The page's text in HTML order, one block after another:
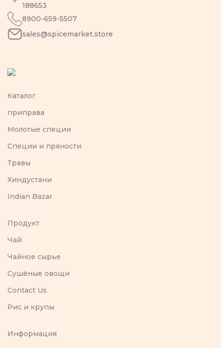
188653
8900-659-5507
sales@spicemarket.store
Каталог
приправа
Молотые специи
Специи и пряности
Травы
Хиндустани
Indian Bazar
Продукт
Чай
Чайное сырье
Сушёные овощи
Contact Us
Рис и крупы
Информация